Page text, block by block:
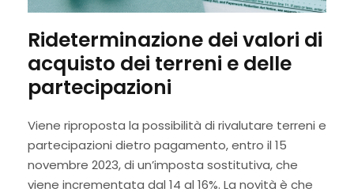
Rideterminazione dei valori di
acquisto dei terreni e delle
partecipazioni
Viene riproposta la possibilità di rivalutare terreni e
partecipazioni dietro pagamento, entro il 15
novembre 2023, di un’imposta sostitutiva, che
viene incrementata dal 14 al 16%. La novità è che